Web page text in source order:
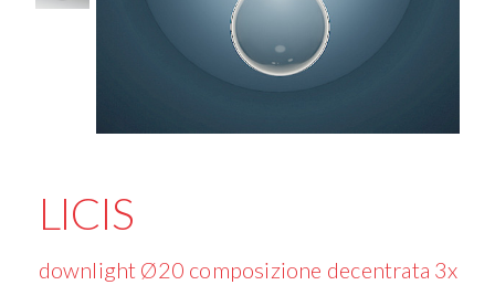
LICIS
downlight Ø20 composizione decentrata 3x